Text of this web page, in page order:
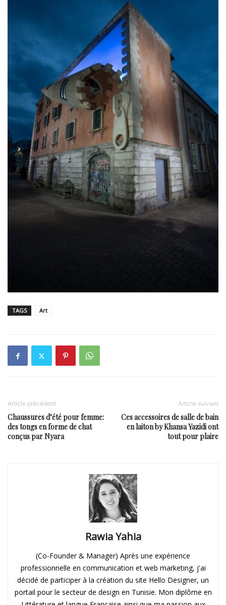
TAGS Art
Article précédent
Chaussures d’été pour femme:
des tongs en forme de chat
conçus par Nyara
Article suivant
Ces accessoires de salle de bain
en laiton by Khansa Yazidi ont
tout pour plaire
Rawia Yahia
(Co-Founder & Manager) Après une expérience
professionnelle en communication et web marketing, j'ai
décidé de participer à la création du site Hello Designer, un
portail pour le secteur de design en Tunisie. Mon diplôme en